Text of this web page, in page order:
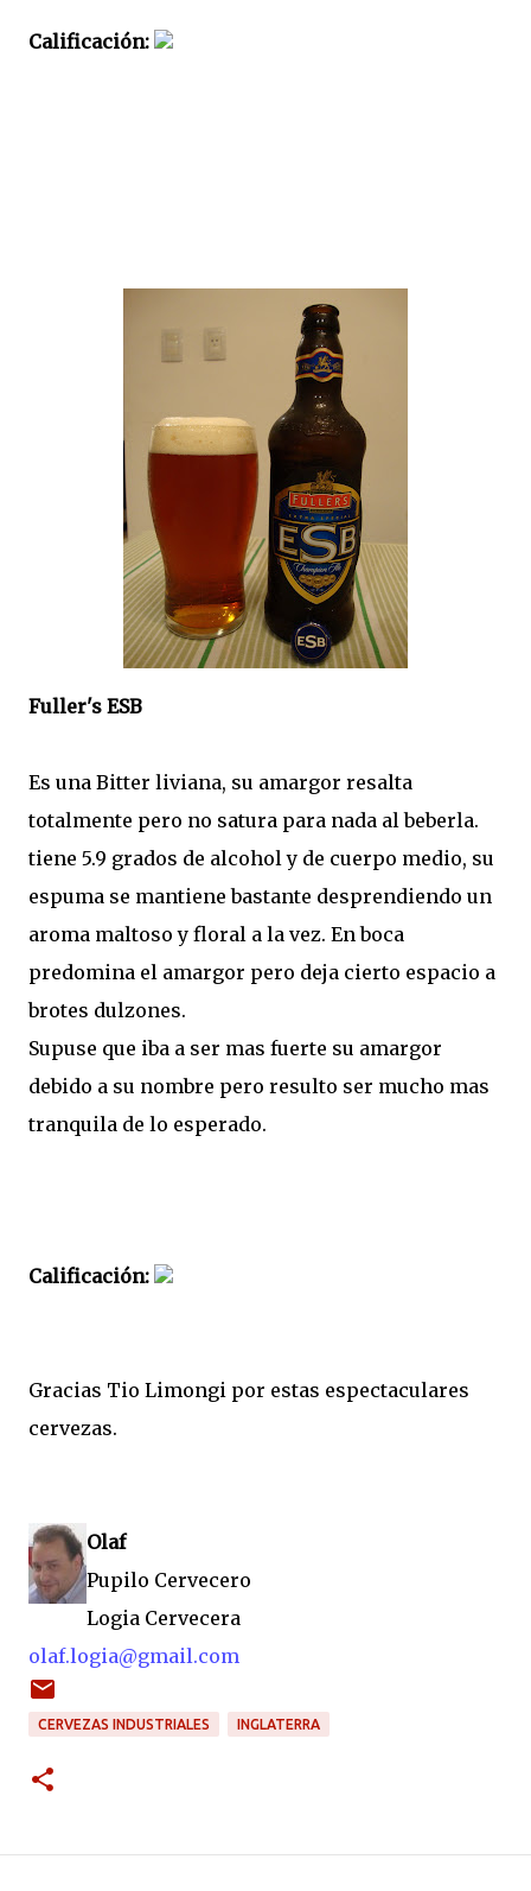
Calificación:
Fuller's ESB
Es una Bitter liviana, su amargor resalta
totalmente pero no satura para nada al beberla.
tiene 5.9 grados de alcohol y de cuerpo medio, su
espuma se mantiene bastante desprendiendo un
aroma maltoso y floral a la vez. En boca
predomina el amargor pero deja cierto espacio a
brotes dulzones.
Supuse que iba a ser mas fuerte su amargor
debido a su nombre pero resulto ser mucho mas
tranquila de lo esperado.
Calificación:
Gracias Tio Limongi por estas espectaculares
cervezas.
Olaf
Pupilo Cervecero
Logia Cervecera
olaf.logia@gmail.com
CERVEZAS INDUSTRIALES INGLATERRA